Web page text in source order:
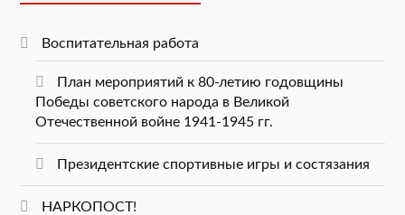
Воспитательная работа
План мероприятий к 80-летию годовщины
Победы советского народа в Великой
Отечественной войне 1941-1945 гг.
Президентские спортивные игры и состязания
НАРКОПОСТ!